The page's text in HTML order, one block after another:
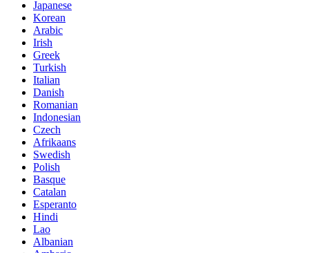
Japanese
Korean
Arabic
Irish
Greek
Turkish
Italian
Danish
Romanian
Indonesian
Czech
Afrikaans
Swedish
Polish
Basque
Catalan
Esperanto
Hindi
Lao
Albanian